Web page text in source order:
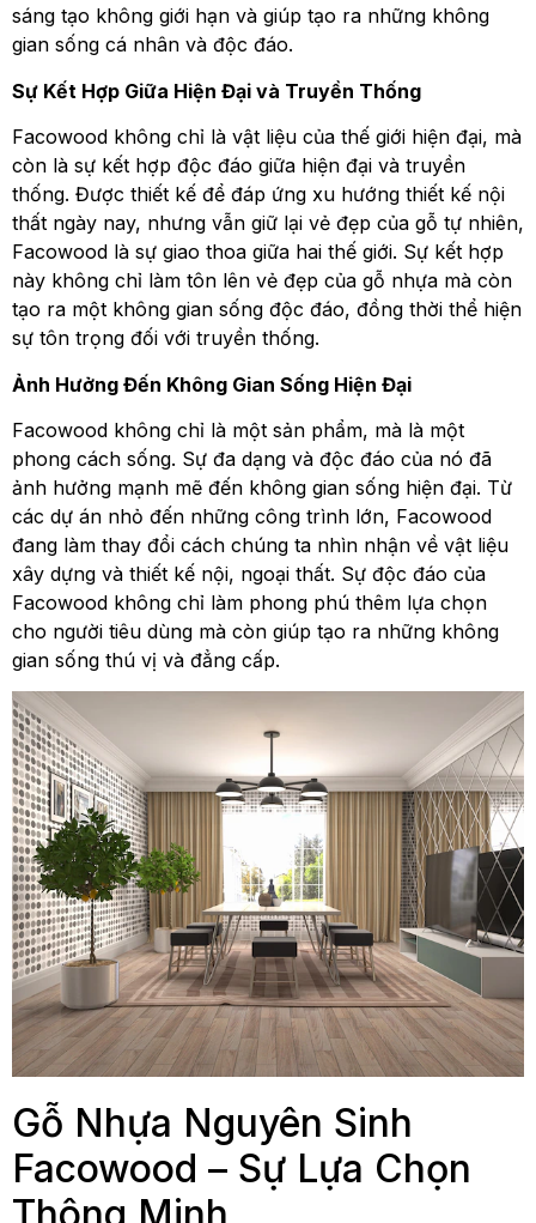
sáng tạo không giới hạn và giúp tạo ra những không
gian sống cá nhân và độc đáo.
Sự Kết Hợp Giữa Hiện Đại và Truyền Thống
Facowood không chỉ là vật liệu của thế giới hiện đại, mà
còn là sự kết hợp độc đáo giữa hiện đại và truyền
thống. Được thiết kế để đáp ứng xu hướng thiết kế nội
thất ngày nay, nhưng vẫn giữ lại vẻ đẹp của gỗ tự nhiên,
Facowood là sự giao thoa giữa hai thế giới. Sự kết hợp
này không chỉ làm tôn lên vẻ đẹp của gỗ nhựa mà còn
tạo ra một không gian sống độc đáo, đồng thời thể hiện
sự tôn trọng đối với truyền thống.
Ảnh Hưởng Đến Không Gian Sống Hiện Đại
Facowood không chỉ là một sản phẩm, mà là một
phong cách sống. Sự đa dạng và độc đáo của nó đã
ảnh hưởng mạnh mẽ đến không gian sống hiện đại. Từ
các dự án nhỏ đến những công trình lớn, Facowood
đang làm thay đổi cách chúng ta nhìn nhận về vật liệu
xây dựng và thiết kế nội, ngoại thất. Sự độc đáo của
Facowood không chỉ làm phong phú thêm lựa chọn
cho người tiêu dùng mà còn giúp tạo ra những không
gian sống thú vị và đẳng cấp.
Gỗ Nhựa Nguyên Sinh
Facowood – Sự Lựa Chọn